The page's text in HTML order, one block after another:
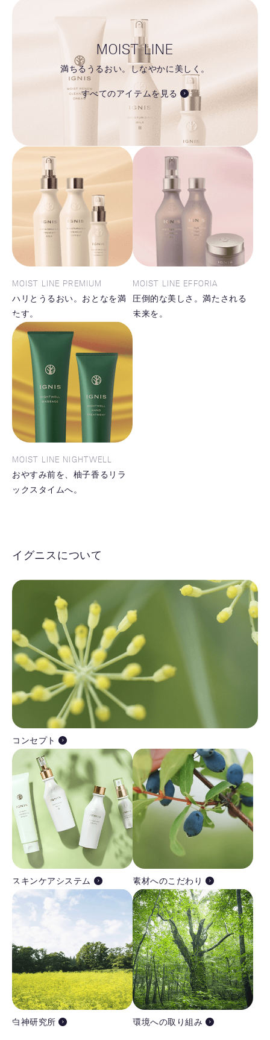
MOIST LINE
満ちるうるおい。しなやかに美しく。
すべてのアイテムを見る
MOIST LINE PREMIUM
ハリとうるおい。おとなを満
たす。
MOIST LINE EFFORIA
圧倒的な美しさ。満たされる
未来を。
MOIST LINE NIGHTWELL
おやすみ前を、柚子香るリラ
ックスタイムへ。
イグニスについて
コンセプト
スキンケアシステム 素材へのこだわり
白神研究所 環境への取り組み